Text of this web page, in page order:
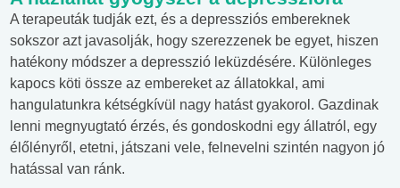
A terapeuták tudják ezt, és a depressziós embereknek
sokszor azt javasolják, hogy szerezzenek be egyet, hiszen
hatékony módszer a depresszió leküzdésére. Különleges
kapocs köti össze az embereket az állatokkal, ami
hangulatunkra kétségkívül nagy hatást gyakorol. Gazdinak
lenni megnyugtató érzés, és gondoskodni egy állatról, egy
élőlényről, etetni, játszani vele, felnevelni szintén nagyon jó
hatással van ránk.